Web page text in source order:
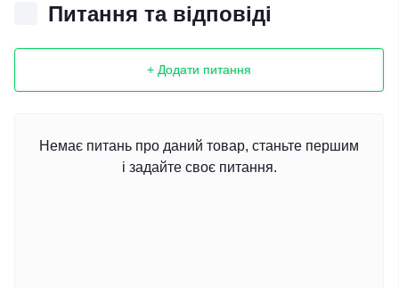
Питання та відповіді
+ Додати питання
Немає питань про даний товар, станьте першим
і задайте своє питання.